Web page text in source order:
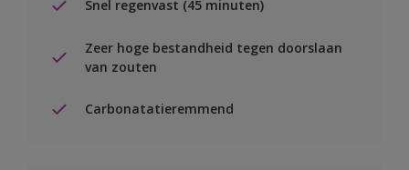
Snel regenvast (45 minuten)
Zeer hoge bestandheid tegen doorslaan
van zouten
Carbonatatieremmend